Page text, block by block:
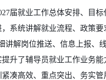
届就业工作总体安排、目
，系统讲解就业流程、政策
讲解岗位推送、信息上报、
升了辅导员就业工作业务能
凑高效、重点突出、务实